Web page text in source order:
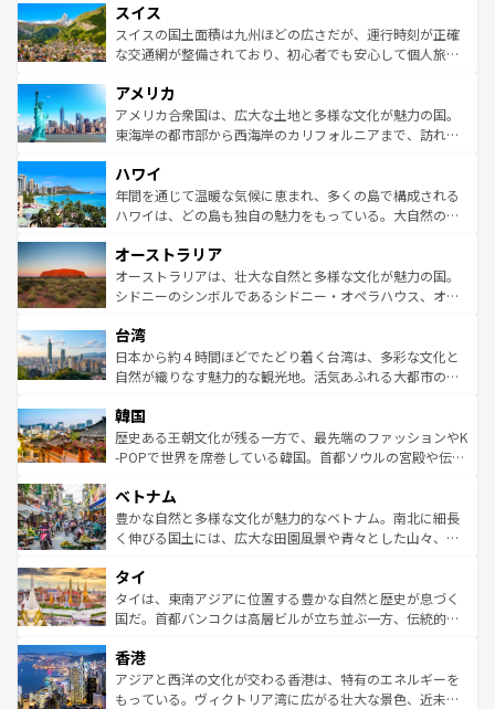
れる地方に足を運ぶとそれぞれで全く異なる文化を体験で
きるだろう。 なお、新着のフランス情報はコンテンツ一覧
を参照してほしい。
は、お酒好きな人にはぜひ体験してほしい。 なお、新着の
ドイツ情報はコンテンツ一覧を参照してほしい。
リアごとに異なる魅力がある。また、優雅なアフタヌーン
ティー、ビール好きにはたまらない英国パブ、サッカー観
戦など、本場だからこそできる体験も豊富。イギリスを旅
ンツ一覧を参照してほしい。
スイス
スイスの国土面積は九州ほどの広さだが、運行時刻が正確
な交通網が整備されており、初心者でも安心して個人旅行
の建物がそのまま残る町や、スイスならではのユニークな
博物館もあり、アルプス観光だけでなく町歩きも満喫する
ことができる。国民の所得が高いため物価も高いが、旅行
ば市内交通費無料で観光を楽しむこともできる。 なお、新
着のスイス情報はコンテンツ一覧 を参照してほしい。
アメリカ
アメリカ合衆国は、広大な土地と多様な文化が魅力の国。
東海岸の都市部から西海岸のカリフォルニアまで、訪れる
のような巨大都市は、観光、ショッピング、エンターテイ
ンメントが詰まった刺激的なスポットだ。一方、アメリカ
西部には大自然が広がり、グランドキャニオンやイエロー
部のニューオーリンズでは、音楽と美食が融合した独特の
文化が魅力。旅行者はアメリカの各地域で異なる魅力を楽
しみながら、その多様性と豊かな歴史を感じることができ
ならではの贅沢な旅のスタイルだ。 なお、新着のアメリカ
情報はコンテンツ一覧を参照してほしい。
ハワイ
年間を通じて温暖な気候に恵まれ、多くの島で構成される
ハワイは、どの島も独自の魅力をもっている。大自然の神
ワイ島は見逃せない。また、定番の観光地といえばオアフ
島だが、静かな自然を求めるならマウイ島やカウアイ島が
おすすめ。エメラルドグリーンに輝く海をはじめ、豊かな
れるおもてなしの心で訪れる人々を迎えてくれるハワイの
人々、おいしいローカルフードやハワイアンミュージッ
ク、伝統的なフラダンスなど、すべてがハワイの魅力を彩
ワイを、存分に味わってほしい。 なお、新着のハワイ情報
はコンテンツ一覧を参照してほしい。
オーストラリア
オーストラリアは、壮大な自然と多様な文化が魅力の国。
シドニーのシンボルであるシドニー・オペラハウス、オー
リアリーフや大陸中央部にそびえるウルル（エアーズロッ
ク）、タスマニアの美しい原生林やケアンズの熱帯雨林な
ど、見どころがたくさん。また、カフェやワイン、オージ
いる。アクティビティも充実しており、サーフィンやダイ
ビング、ハイキングなど、アウトドア好きにはたまらな
い。オーストラリアの多彩な魅力を存分に味わいつくそ
参照してほしい。
台湾
日本から約４時間ほどでたどり着く台湾は、多彩な文化と
自然が織りなす魅力的な観光地。活気あふれる大都市の台
ン）、静ひつな山岳地帯である台湾東部など、都市の喧騒
と山間の静けさが共存しており、訪れる人に新しい発見と
驚きをもたらしてくれる。また、奥深い台湾の食文化も魅
容にもいいと評判のスイーツなど、バラエティ豊かな料理
が味わえる。 なお、新着の台湾情報は コンテンツ一覧を参
照してほしい。
韓国
歴史ある王朝文化が残る一方で、最先端のファッションやK
-POPで世界を席巻している韓国。首都ソウルの宮殿や伝統
き、地方に足を延ばせば四季折々の自然美を楽しむことが
できる。そして、キムチや焼肉、絶品のストリートフード
まで、さまざまな韓国料理が待っている。夜には、韓国な
リティに包まれながら、韓国の多彩な魅力を心ゆくまで味
わってみてほしい。 なお、新着の韓国情報はコンテンツ一
覧を参照してほしい。
ベトナム
豊かな自然と多様な文化が魅力的なベトナム。南北に細長
く伸びる国土には、広大な田園風景や青々とした山々、世
急速な発展と共に伝統が息づく。ハノイの古い町並みやホ
ーチミン市のフランス統治時代の建物も、独特の雰囲気を
醸し出している。また、バラエティの豊かさとおいしさで
とつ。フォーやバインミー、ベトナムコーヒーなどは、ぜ
ひ現地で味わいたい。どの地域を訪れてもあたたかい人々
が旅行者を迎えてくれるので、きっと忘れられない旅にな
タイ
タイは、東南アジアに位置する豊かな自然と歴史が息づく
国だ。首都バンコクは高層ビルが立ち並ぶ一方、伝統的な
の活気が交差している。北部ではチェンマイなどの山岳地
帯で自然と触れ合い、南部ではプーケットやクラビの美し
いビーチでリゾート気分を楽しむことができる。タイ料理
香港
アジアと西洋の文化が交わる香港は、特有のエネルギーを
もっている。ヴィクトリア湾に広がる壮大な景色、近未来